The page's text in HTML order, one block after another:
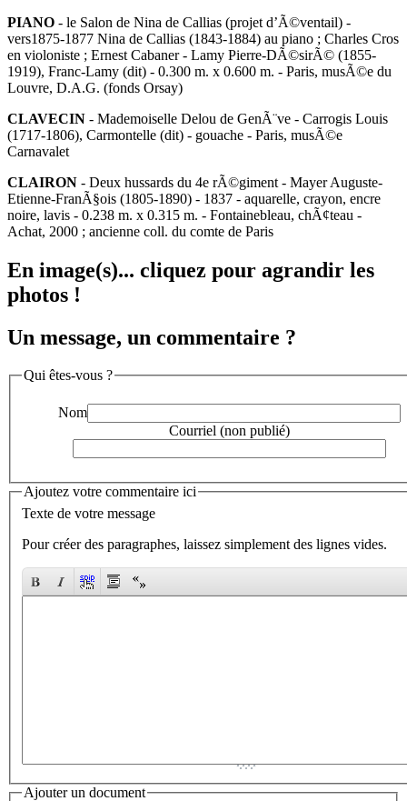
PIANO - le Salon de Nina de Callias (projet d’Ã©ventail) -
vers1875-1877 Nina de Callias (1843-1884) au piano ; Charles Cros
en violoniste ; Ernest Cabaner - Lamy Pierre-DÃ©sirÃ© (1855-
1919), Franc-Lamy (dit) - 0.300 m. x 0.600 m. - Paris, musÃ©e du
Louvre, D.A.G. (fonds Orsay)
CLAVECIN - Mademoiselle Delou de GenÃ¨ve - Carrogis Louis
(1717-1806), Carmontelle (dit) - gouache - Paris, musÃ©e
Carnavalet
CLAIRON - Deux hussards du 4e rÃ©giment - Mayer Auguste-
Etienne-FranÃ§ois (1805-1890) - 1837 - aquarelle, crayon, encre
noire, lavis - 0.238 m. x 0.315 m. - Fontainebleau, chÃ¢teau -
Achat, 2000 ; ancienne coll. du comte de Paris
En image(s)... cliquez pour agrandir les
photos !
Un message, un commentaire ?
Qui êtes-vous ?
Nom
Courriel (non publié)
Ajoutez votre commentaire ici
Texte de votre message
Pour créer des paragraphes, laissez simplement des lignes vides.
Ajouter un document